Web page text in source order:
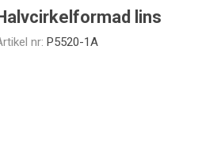
lins
nr: P5520-1A